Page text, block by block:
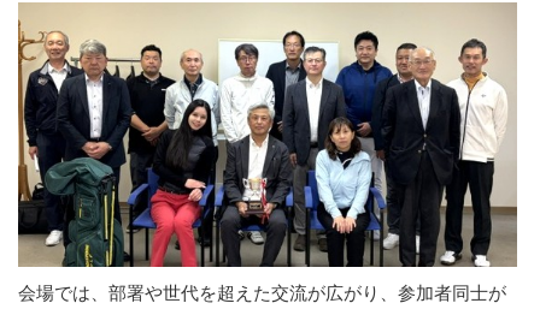
会場では、部署や世代を超えた交流が広がり、参加者同士が